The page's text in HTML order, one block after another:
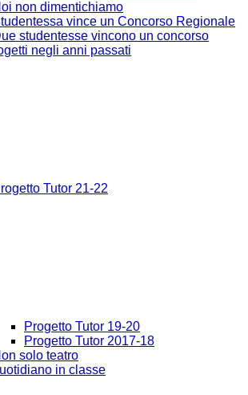
non dimentichiamo
vince un Concorso Regionale
studentesse vincono un concorso
negli anni passati
Tutor 21-22
Progetto Tutor 19-20
Progetto Tutor 2017-18
solo teatro
in classe